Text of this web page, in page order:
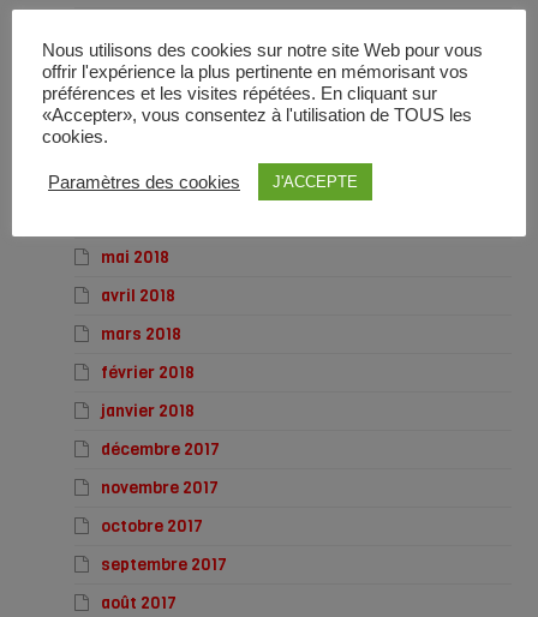
octobre 2018
septembre 2018
août 2018
juillet 2018
mai 2018
avril 2018
mars 2018
février 2018
janvier 2018
décembre 2017
novembre 2017
octobre 2017
septembre 2017
août 2017
Nous utilisons des cookies sur notre site Web pour vous
offrir l'expérience la plus pertinente en mémorisant vos
préférences et les visites répétées. En cliquant sur
«Accepter», vous consentez à l'utilisation de TOUS les
cookies.
Paramètres des cookies J'ACCEPTE